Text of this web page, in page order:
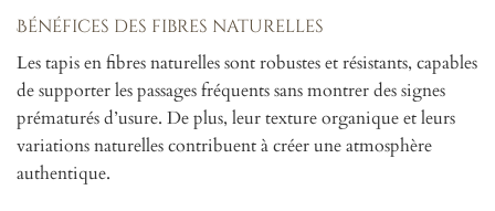
Bénéfices des fibres naturelles
Les tapis en fibres naturelles sont robustes et résistants, capables
de supporter les passages fréquents sans montrer des signes
prématurés d’usure. De plus, leur texture organique et leurs
variations naturelles contribuent à créer une atmosphère
authentique.